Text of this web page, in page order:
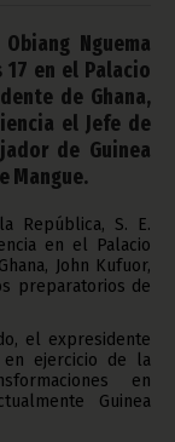
Nguema
en el Palacio
de Ghana,
el Jefe de
de Guinea
Mangue.
República, S. E.
en el Palacio
John Kufuor,
preparatorios de
el expresidente
ejercicio de la
en
Guinea